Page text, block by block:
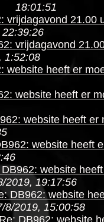
18:01:51
vrijdagavond 21.00
vrijdagavond
1:52:08
website heeft er
website heeft er
website heeft er
website heeft
website
2019, 19:17:56
DB962: website
8/2019, 15:00:58
Re: DB962: website